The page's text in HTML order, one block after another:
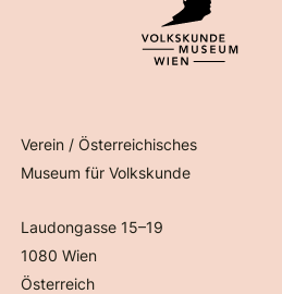
Verein / Österreichisches
Museum für Volkskunde
Laudongasse 15–19
1080 Wien
Österreich